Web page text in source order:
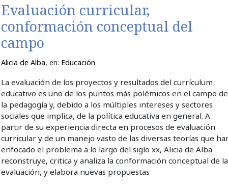
Evaluación curricular,
conformación conceptual del
campo
Alicia de Alba, en: Educación
La evaluación de los proyectos y resultados del currículum
educativo es uno de los puntos más polémicos en el campo de
la pedagogía y, debido a los múltiples intereses y sectores
sociales que implica, de la política educativa en general. A
partir de su experiencia directa en procesos de evaluación
curricular y de un manejo vasto de las diversas teorías que
enfocado el problema a lo largo del siglo xx, Alicia de Alba
reconstruye, critica y analiza la conformación conceptual de la
evaluación, y elabora nuevas propuestas